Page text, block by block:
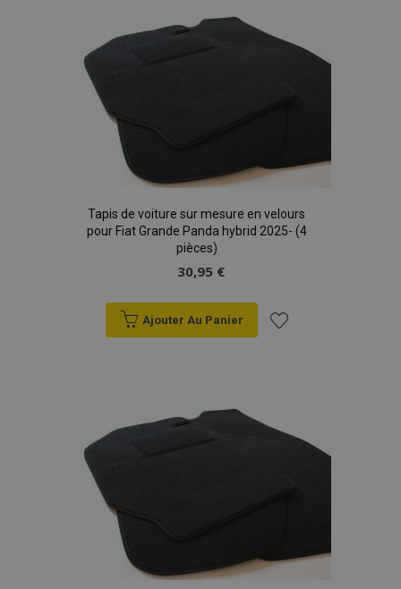
liste
d'achats
Tapis de voiture sur mesure en velours
pour Fiat Grande Panda hybrid 2025- (4
pièces)
30,95 €
Ajouter Au Panier
liste
d'achats